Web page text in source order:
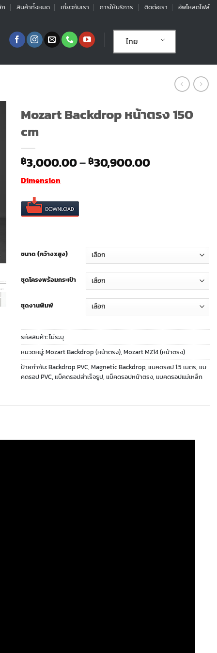
สินค้าทั้งหมด เกี่ยวกับเรา การให้บริการ ติดต่อเรา อัพโหลดไฟล์
ไทย
Mozart Backdrop หน้าตรง 150
cm
฿3,000.00– ฿30,900.00Price
Dimension
ขนาด (กว้างxสูง)
ชุดโครงพร้อมกระเป๋า
ชุดงานพิมพ์
รหัสสินค้า:ไม่ระบุ
หมวดหมู่:Mozart Backdrop (หน้าตรง),Mozart MZ14 (หน้าตรง)
ป้ายกำกับ:Backdrop PVC,Magnetic Backdrop,แบคดรอป 1.5 เมตร,แบ
คดรอป PVC,แบ็คดรอปสำเร็จรูป,แบ็คดรอปหน้าตรง,แบคดรอปแม่เหล็ก